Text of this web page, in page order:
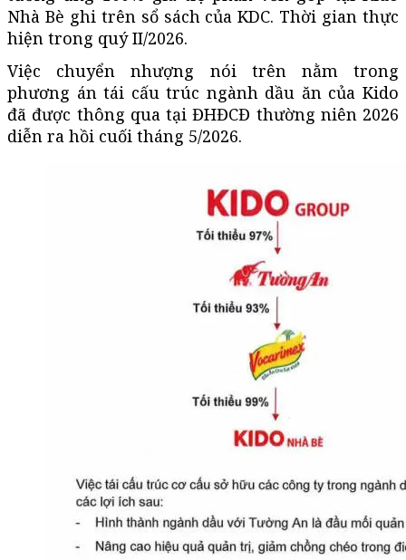
Nhà Bè ghi trên sổ sách của KDC. Thời gian thực
hiện trong quý II/2026.
Việc chuyển nhượng nói trên nằm trong
phương án tái cấu trúc ngành dầu ăn của Kido
đã được thông qua tại ĐHĐCĐ thường niên 2026
diễn ra hồi cuối tháng 5/2026.